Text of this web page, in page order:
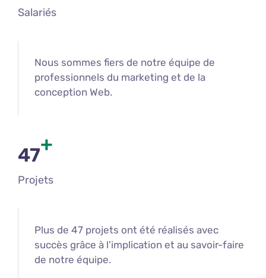
Salariés
Nous sommes fiers de notre équipe de
professionnels du marketing et de la
conception Web.
47+
Projets
Plus de 47 projets ont été réalisés avec
succès grâce à l'implication et au savoir-faire
de notre équipe.